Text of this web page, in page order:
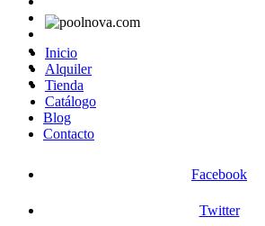
Inicio
Alquiler
Tienda
Catálogo
Blog
Contacto
Facebook
Twitter